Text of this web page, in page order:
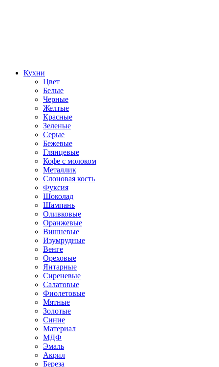
Кухни
Цвет
Белые
Черные
Желтые
Красные
Зеленые
Серые
Бежевые
Глянцевые
Кофе с молоком
Металлик
Слоновая кость
Фуксия
Шоколад
Шампань
Оливковые
Оранжевые
Вишневые
Изумрудные
Венге
Ореховые
Янтарные
Сиреневые
Салатовые
Фиолетовые
Мятные
Золотые
Синие
Материал
МДФ
Эмаль
Акрил
Береза